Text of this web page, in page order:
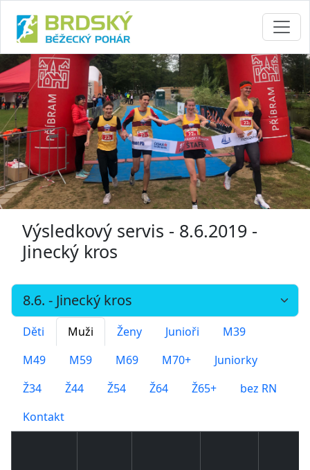
Výsledkový servis - 8.6.2019 -
Jinecký kros
Děti Muži Ženy Junioři
M39
M49
M59 M69 M70+
Juniorky
Ž34
Ž44 Ž54 Ž64 Ž65+
bez RN
Kontakt